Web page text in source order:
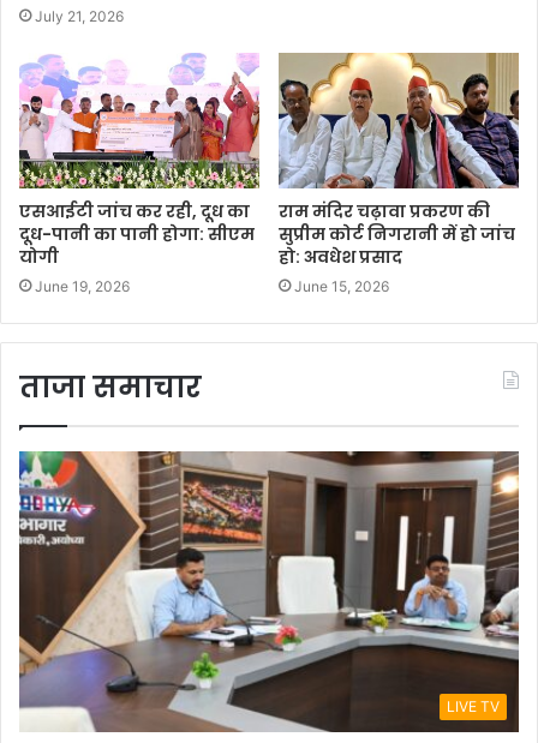
July 21, 2026
एसआईटी जांच कर रही, दूध का
दूध-पानी का पानी होगा: सीएम
योगी
June 19, 2026
राम मंदिर चढ़ावा प्रकरण की
सुप्रीम कोर्ट निगरानी में हो जांच
हो: अवधेश प्रसाद
June 15, 2026
ताजा समाचार
LIVE TV